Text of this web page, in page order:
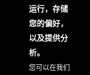
运行，存储
您的偏好，
以及提供分
析。
您可以在我们